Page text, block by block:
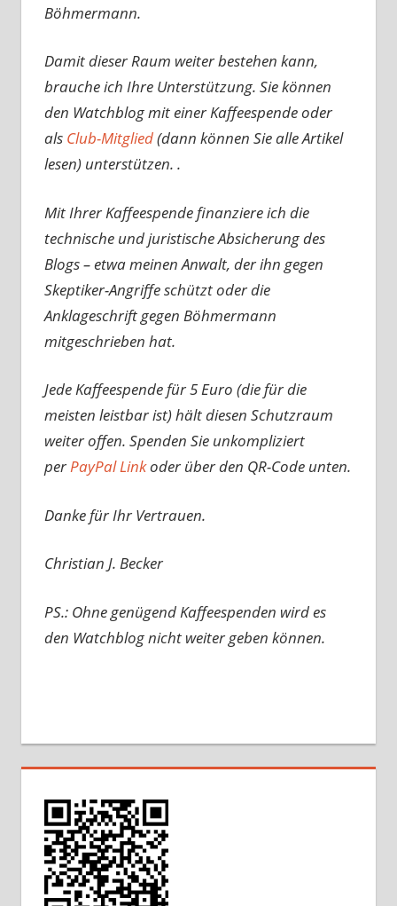
Böhmermann.
Damit dieser Raum weiter bestehen kann,
brauche ich Ihre Unterstützung. Sie können
den Watchblog mit einer Kaffeespende oder
als Club-Mitglied(dann können Sie alle Artikel
lesen) unterstützen. .
Mit Ihrer Kaffeespende finanziere ich die
technische und juristische Absicherung des
Blogs – etwa meinen Anwalt, der ihn gegen
Skeptiker-Angriffe schützt oder die
Anklageschrift gegen Böhmermann
mitgeschrieben hat.
Jede Kaffeespende für 5 Euro (die für die
meisten leistbar ist) hält diesen Schutzraum
weiter offen. Spenden Sie unkompliziert
perPayPal Linkoder über den QR-Code unten.
Danke für Ihr Vertrauen.
Christian J. Becker
PS.: Ohne genügend Kaffeespenden wird es
den Watchblog nicht weiter geben können.